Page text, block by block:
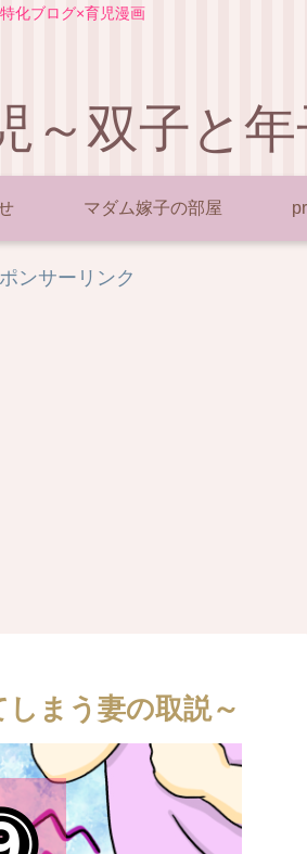
化ブログ×育児漫画
～双子と年
マダム嫁子の部屋
ンサーリンク
しまう妻の取説～